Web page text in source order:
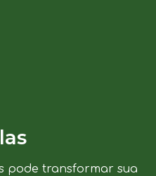
pode transformar sua